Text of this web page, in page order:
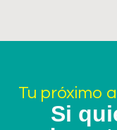
Tu próximo
Si